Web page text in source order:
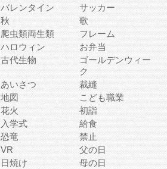
バレンタイン
サッカー
秋
歌
爬虫類両生類
フレーム
ハロウィン
お弁当
古代生物
ゴールデンウィー
ク
あいさつ
裁縫
地図
こども職業
花火
初詣
入学式
給食
恐竜
禁止
VR
父の日
日焼け
母の日